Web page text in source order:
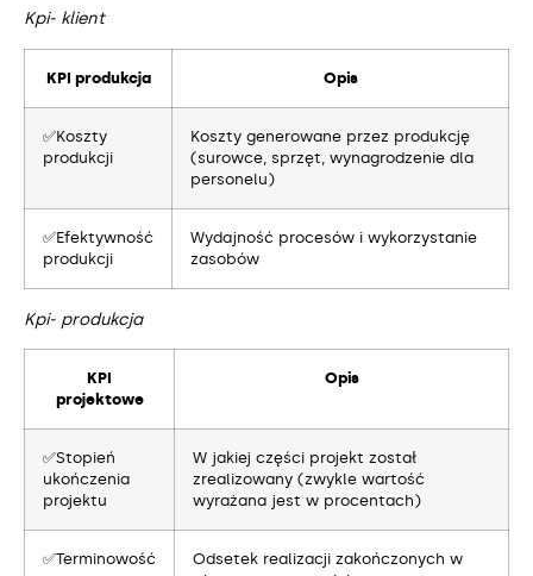
Kpi- klient
KPI produkcja Opis
✅Koszty
produkcji
Koszty generowane przez produkcję
(surowce, sprzęt, wynagrodzenie dla
personelu)
✅Efektywność
produkcji
Wydajność procesów i wykorzystanie
zasobów
Kpi- produkcja
KPI
projektowe
Opis
✅Stopień
ukończenia
projektu
W jakiej części projekt został
zrealizowany (zwykle wartość
wyrażana jest w procentach)
✅Terminowość
Odsetek realizacji zakończonych w